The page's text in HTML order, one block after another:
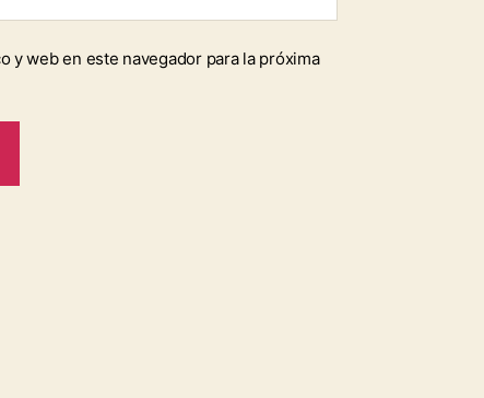
y web en este navegador para la próxima